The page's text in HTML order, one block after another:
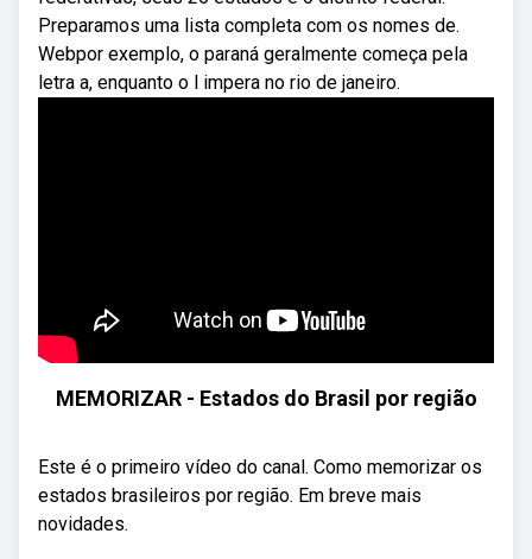
Preparamos uma lista completa com os nomes de.
Webpor exemplo, o paraná geralmente começa pela
letra a, enquanto o l impera no rio de janeiro.
MEMORIZAR - Estados do Brasil por região
Este é o primeiro vídeo do canal. Como memorizar os
estados brasileiros por região. Em breve mais
novidades.